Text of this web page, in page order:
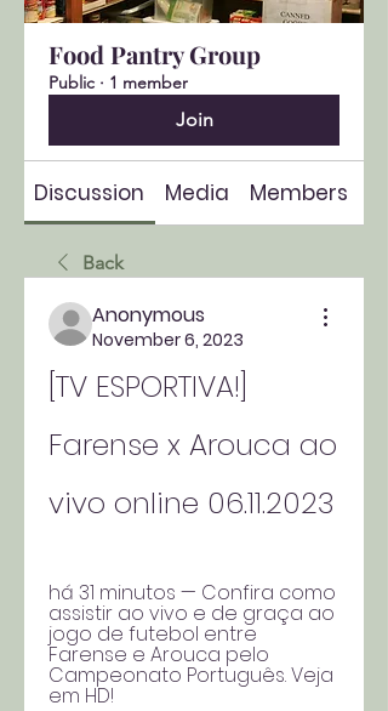
Food Pantry Group
Public · 1 member
Join
Discussion Media Members
Back
Anonymous
November 6, 2023
[TV ESPORTIVA!]
Farense x Arouca ao
vivo online 06.11.2023
há 31 minutos — Confira como
assistir ao vivo e de graça ao
jogo de futebol entre
Farense e Arouca pelo
Campeonato Português. Veja
em HD!